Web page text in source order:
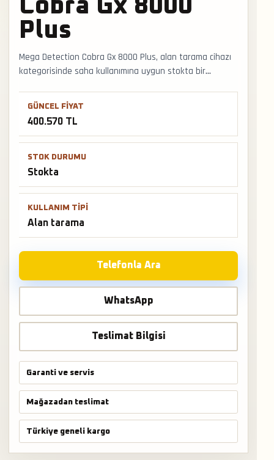
Cobra Gx 8000
Plus
Mega Detection Cobra Gx 8000 Plus, alan tarama cihazı
kategorisinde saha kullanımına uygun stokta bir
etkisi ve ikinci cihazla doğrulama prensibi doğru sonuca
mağazadan teslimat desteğiyle satış ve teslimat
desteği hızlıca alınabilir.
GÜNCEL FIYAT
400.570 TL
STOK DURUMU
Stokta
KULLANIM TIPI
Alan tarama
Telefonla Ara
WhatsApp
Teslimat Bilgisi
Garanti ve servis
Mağazadan teslimat
Türkiye geneli kargo